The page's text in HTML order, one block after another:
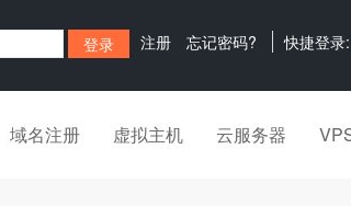
注册 忘记密码? 快捷登录:
域名注册 虚拟主机 云服务器